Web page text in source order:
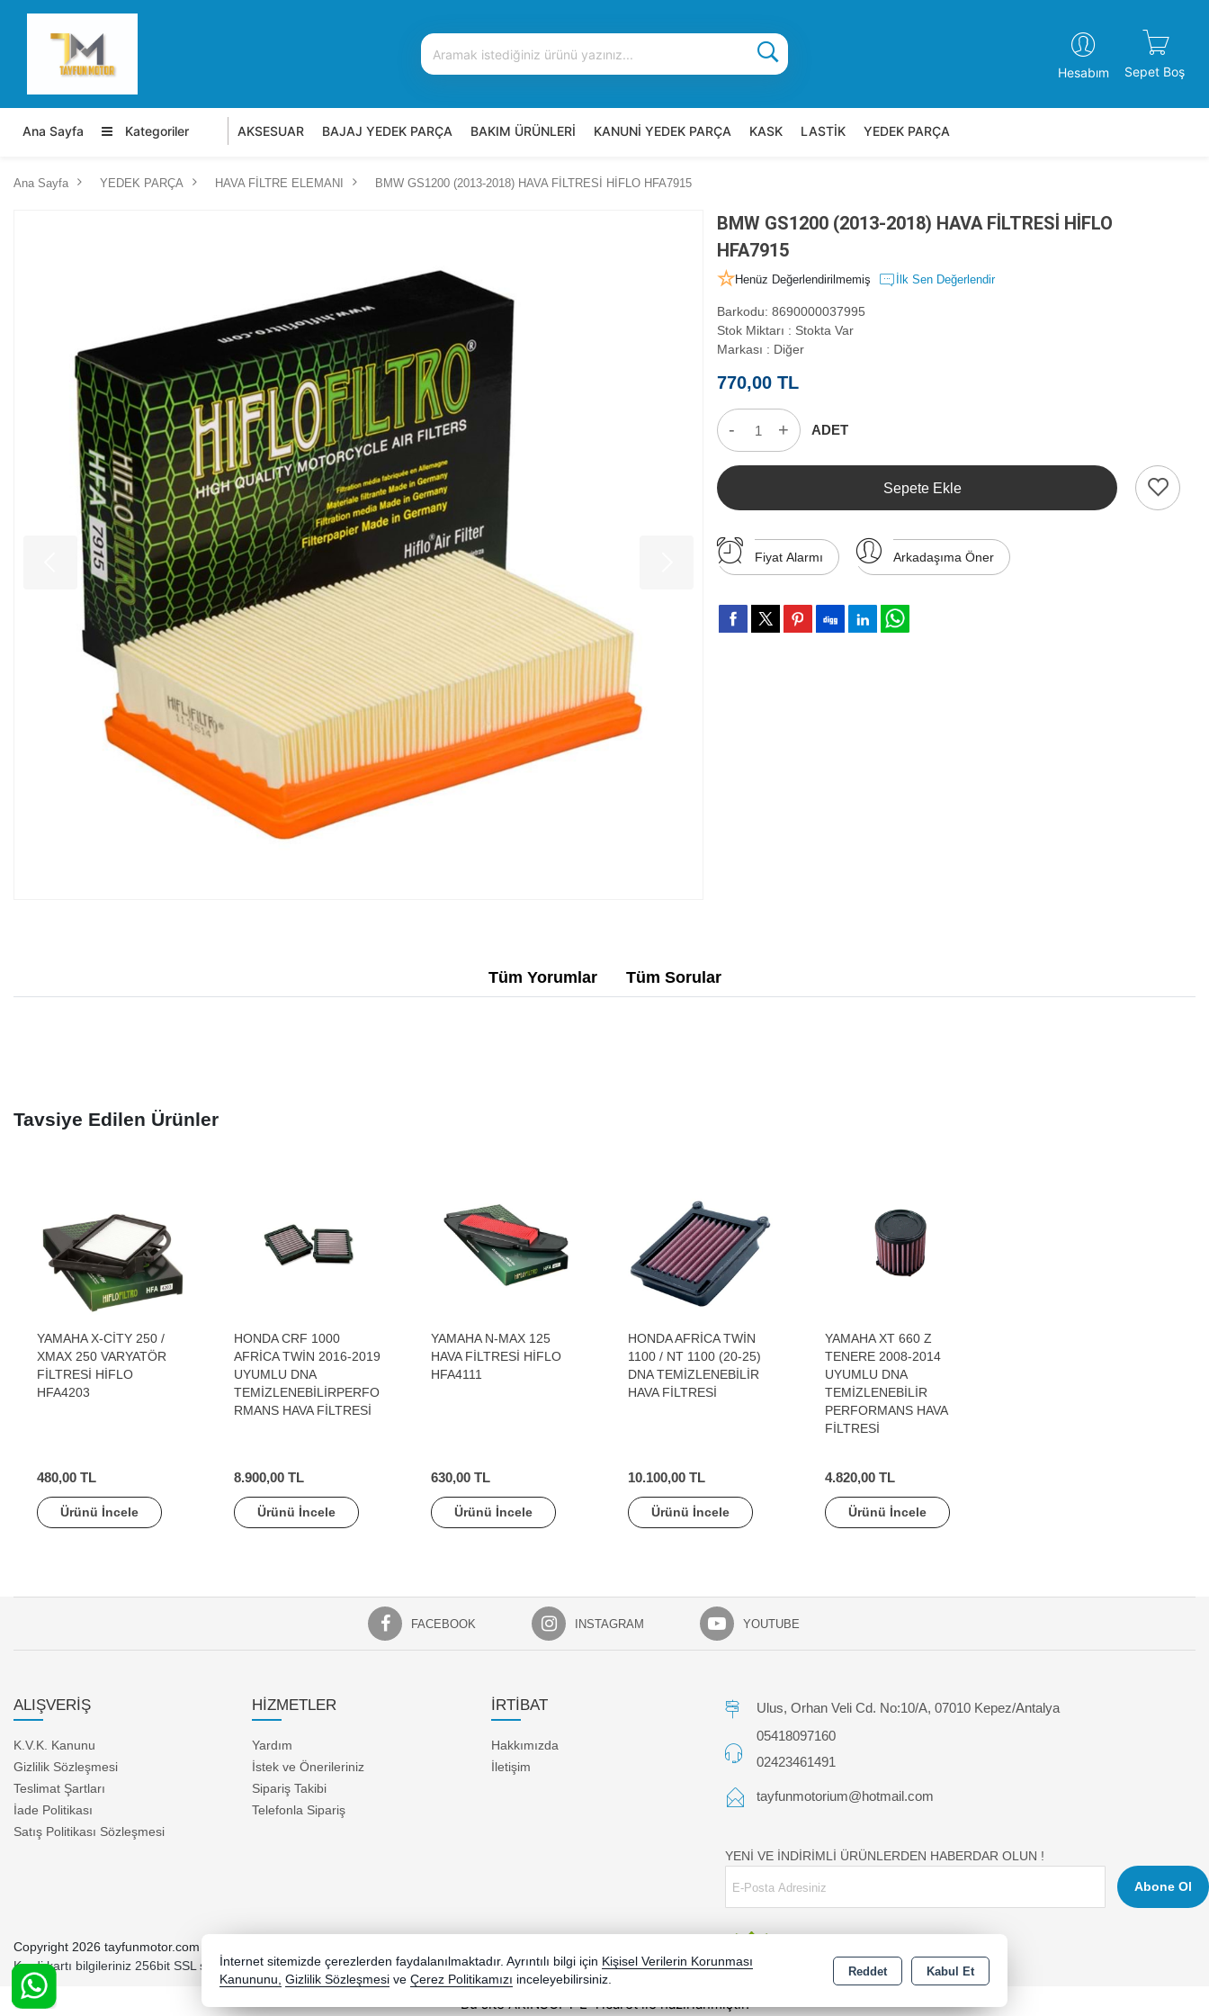
Hesabım Sepet Boş
Ana Sayfa Kategoriler AKSESUAR BAJAJ YEDEK PARÇA BAKIM ÜRÜNLERİ KANUNİ YEDEK PARÇA KASK LASTİK YEDEK PARÇA
Ana Sayfa YEDEK PARÇA HAVA FİLTRE ELEMANI BMW GS1200 (2013-2018) HAVA FİLTRESİ HİFLO HFA7915
BMW GS1200 (2013-2018) HAVA FİLTRESİ HİFLO
HFA7915
Henüz Değerlendirilmemiş İlk Sen Değerlendir
Barkodu: 8690000037995
Stok Miktarı : Stokta Var
Markası : Diğer
770,00 TL
- + ADET
Sepete Ekle
Fiyat Alarmı Arkadaşıma Öner
Tüm Yorumlar Tüm Sorular
Tavsiye Edilen Ürünler
YAMAHA X-CİTY 250 /
XMAX 250 VARYATÖR
FİLTRESİ HİFLO
HFA4203
480,00 TL
Ürünü İncele
HONDA CRF 1000
AFRİCA TWİN 2016-2019
UYUMLU DNA
TEMİZLENEBİLİRPERFO
RMANS HAVA FİLTRESİ
8.900,00 TL
Ürünü İncele
YAMAHA N-MAX 125
HAVA FİLTRESİ HİFLO
HFA4111
630,00 TL
Ürünü İncele
HONDA AFRİCA TWİN
1100 / NT 1100 (20-25)
DNA TEMİZLENEBİLİR
HAVA FİLTRESİ
10.100,00 TL
Ürünü İncele
YAMAHA XT 660 Z
TENERE 2008-2014
UYUMLU DNA
TEMİZLENEBİLİR
PERFORMANS HAVA
FİLTRESİ
4.820,00 TL
Ürünü İncele
FACEBOOK INSTAGRAM YOUTUBE
ALIŞVERİŞ
K.V.K. Kanunu
Gizlilik Sözleşmesi
Teslimat Şartları
İade Politikası
Satış Politikası Sözleşmesi
HİZMETLER
Yardım
İstek ve Önerileriniz
Sipariş Takibi
Telefonla Sipariş
İRTİBAT
Hakkımızda
İletişim
Ulus, Orhan Veli Cd. No:10/A, 07010 Kepez/Antalya
05418097160
02423461491
tayfunmotorium@hotmail.com
YENİ VE İNDİRİMLİ ÜRÜNLERDEN HABERDAR OLUN !
Abone Ol
Copyright 2026 tayfunmotor.com - Tüm hakları saklıdır.
Kredi kartı bilgileriniz 256bit SSL sertifikası ile korunmaktadır.
Bu site AKINSOFT E-Ticaret ile hazırlanmıştır.
İnternet sitemizde çerezlerden faydalanılmaktadır. Ayrıntılı bilgi için Kişisel Verilerin Korunması
Kanununu, Gizlilik Sözleşmesi ve Çerez Politikamızı inceleyebilirsiniz.
Reddet Kabul Et